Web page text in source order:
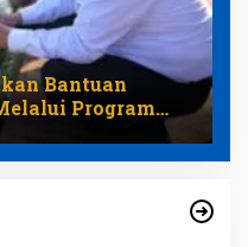
Bantuan
Program